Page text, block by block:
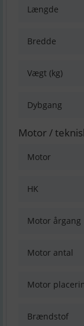
Længde
Bredde
Vægt (kg)
Dybgang
Motor /
Motor
HK
Motor årgang
Motor antal
Motor
Brændstof